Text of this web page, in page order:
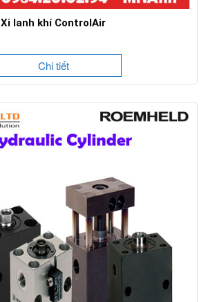
Xi lanh khí ControlAir
Chi tiết